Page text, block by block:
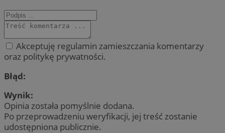
Akceptuję regulamin zamieszczania komentarzy
oraz politykę prywatności.
Błąd:
Wynik:
Opinia została pomyślnie dodana.
Po przeprowadzeniu weryfikacji, jej treść zostanie
udostępniona publicznie.